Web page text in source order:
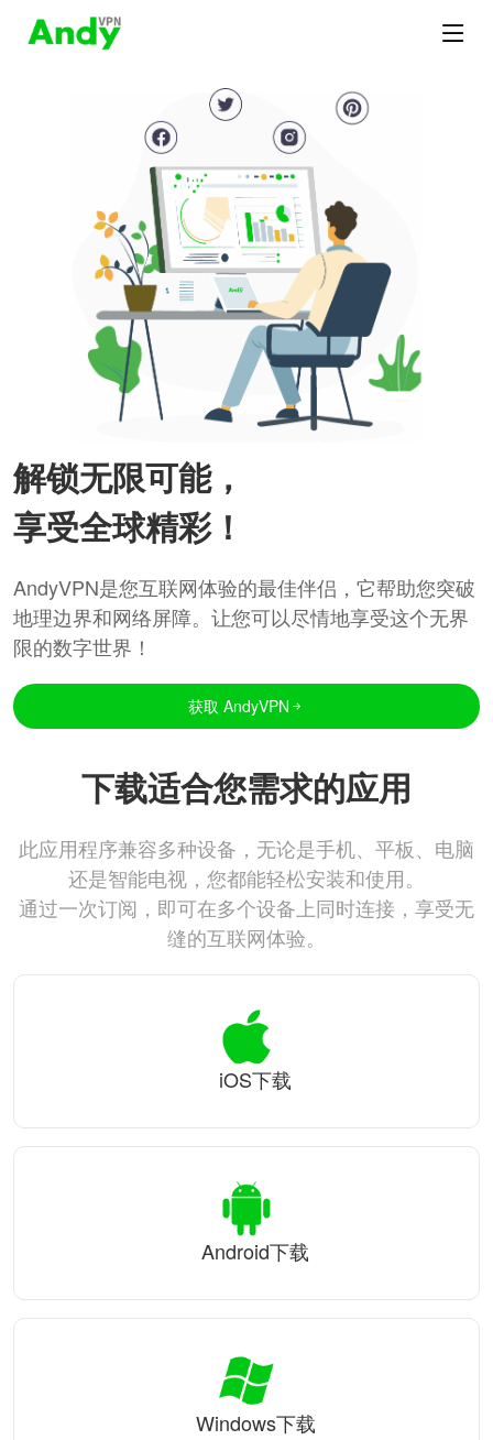
解锁无限可能，
享受全球精彩！
AndyVPN是您互联网体验的最佳伴侣，它帮助您突破
地理边界和网络屏障。让您可以尽情地享受这个无界
限的数字世界！
获取 AndyVPN
下载适合您需求的应用
此应用程序兼容多种设备，无论是手机、平板、电脑
还是智能电视，您都能轻松安装和使用。
通过一次订阅，即可在多个设备上同时连接，享受无
缝的互联网体验。
iOS下载
Android下载
Windows下载